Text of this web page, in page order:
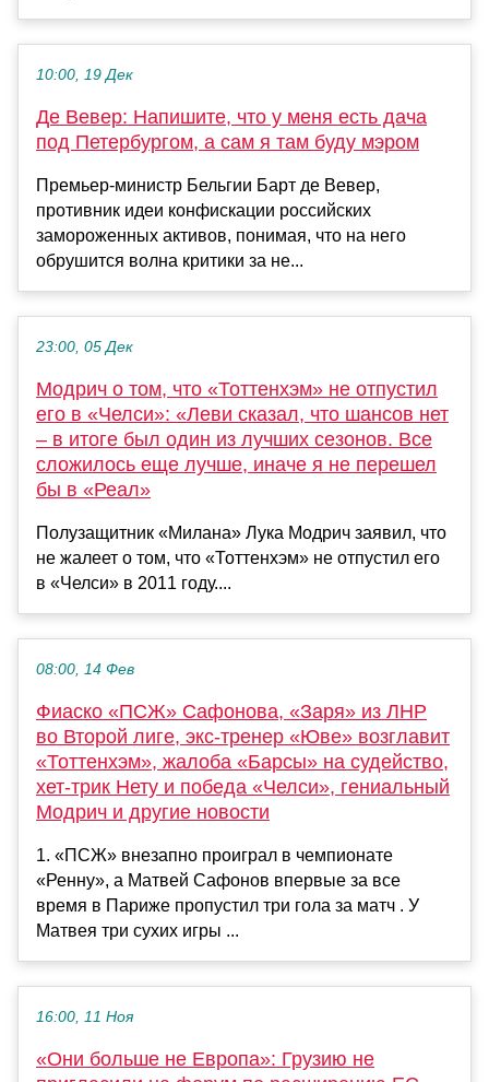
10:00, 19 Дек
Де Вевер: Напишите, что у меня есть дача
под Петербургом, а сам я там буду мэром
Премьер-министр Бельгии Барт де Вевер,
противник идеи конфискации российских
замороженных активов, понимая, что на него
обрушится волна критики за не...
23:00, 05 Дек
Модрич о том, что «Тоттенхэм» не отпустил
его в «Челси»: «Леви сказал, что шансов нет
– в итоге был один из лучших сезонов. Все
сложилось еще лучше, иначе я не перешел
бы в «Реал»
Полузащитник «Милана» Лука Модрич заявил, что
не жалеет о том, что «Тоттенхэм» не отпустил его
в «Челси» в 2011 году....
08:00, 14 Фев
Фиаско «ПСЖ» Сафонова, «Заря» из ЛНР
во Второй лиге, экс-тренер «Юве» возглавит
«Тоттенхэм», жалоба «Барсы» на судейство,
хет-трик Нету и победа «Челси», гениальный
Модрич и другие новости
1. «ПСЖ» внезапно проиграл в чемпионате
«Ренну», а Матвей Сафонов впервые за все
время в Париже пропустил три гола за матч . У
Матвея три сухих игры ...
16:00, 11 Ноя
«Они больше не Европа»: Грузию не